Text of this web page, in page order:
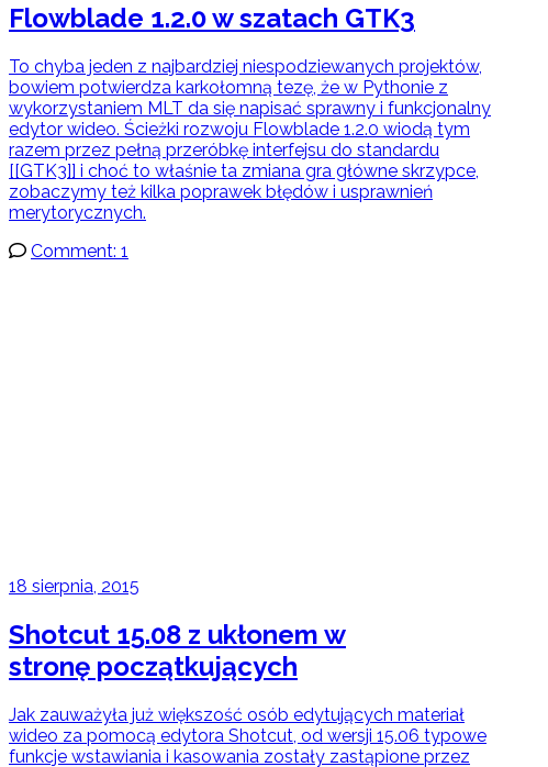
Flowblade 1.2.0 w szatach GTK3
To chyba jeden z najbardziej niespodziewanych projektów,
bowiem potwierdza karkołomną tezę, że w Pythonie z
wykorzystaniem MLT da się napisać sprawny i funkcjonalny
edytor wideo. Ścieżki rozwoju Flowblade 1.2.0 wiodą tym
razem przez pełną przeróbkę interfejsu do standardu
[[GTK3]] i choć to właśnie ta zmiana gra główne skrzypce,
zobaczymy też kilka poprawek błędów i usprawnień
merytorycznych.
Comment: 1
18 sierpnia, 2015
Shotcut 15.08 z ukłonem w
stronę początkujących
Jak zauważyła już większość osób edytujących materiał
wideo za pomocą edytora Shotcut, od wersji 15.06 typowe
funkcje wstawiania i kasowania zostały zastąpione przez